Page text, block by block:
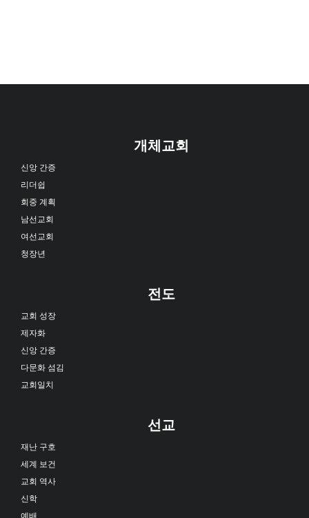
개체교회
신앙 간증
리더쉽
회중 계획
남선교회
여선교회
청장년
전도
교회 성장
제자화
신앙 간증
다문화 섬김
교회일치
선교
재난 구호
세계 보건
교회 역사
신학
예배